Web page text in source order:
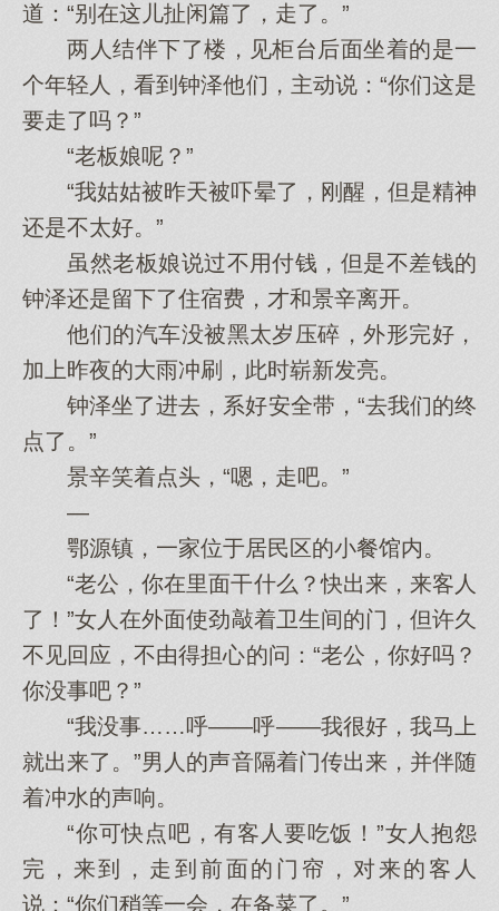
道：“别在这儿扯闲篇了，走了。”
两人结伴下了楼，见柜台后面坐着的是一
个年轻人，看到钟泽他们，主动说：“你们这是
要走了吗？”
“老板娘呢？”
“我姑姑被昨天被吓晕了，刚醒，但是精神
还是不太好。”
虽然老板娘说过不用付钱，但是不差钱的
钟泽还是留下了住宿费，才和景辛离开。
他们的汽车没被黑太岁压碎，外形完好，
加上昨夜的大雨冲刷，此时崭新发亮。
钟泽坐了进去，系好安全带，“去我们的终
点了。”
景辛笑着点头，“嗯，走吧。”
—
鄂源镇，一家位于居民区的小餐馆内。
“老公，你在里面干什么？快出来，来客人
了！”女人在外面使劲敲着卫生间的门，但许久
不见回应，不由得担心的问：“老公，你好吗？
你没事吧？”
“我没事……呼——呼——我很好，我马上
就出来了。”男人的声音隔着门传出来，并伴随
着冲水的声响。
“你可快点吧，有客人要吃饭！”女人抱怨
完，来到，走到前面的门帘，对来的客人
说：“你们稍等一会，在备菜了。”